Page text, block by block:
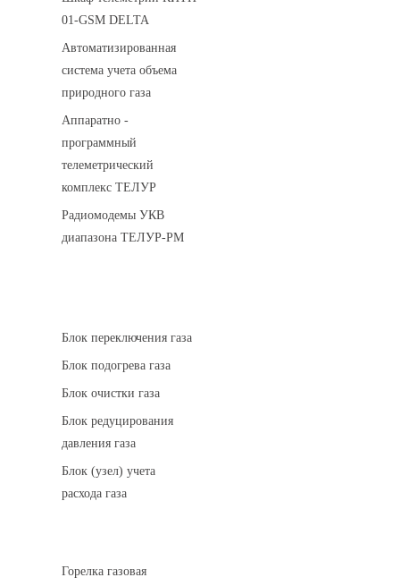
01-GSM DELTA
Автоматизированная
система учета объема
природного газа
Аппаратно -
программный
телеметрический
комплекс ТЕЛУР
Радиомодемы УКВ
диапазона ТЕЛУР-РМ
Блок переключения газа
Блок подогрева газа
Блок очистки газа
Блок редуцирования
давления газа
Блок (узел) учета
расхода газа
Горелка газовая